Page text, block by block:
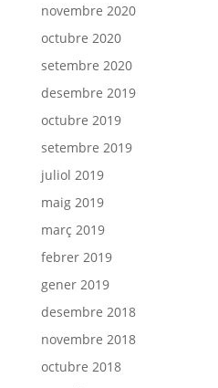
novembre 2020
octubre 2020
setembre 2020
desembre 2019
octubre 2019
setembre 2019
juliol 2019
maig 2019
març 2019
febrer 2019
gener 2019
desembre 2018
novembre 2018
octubre 2018